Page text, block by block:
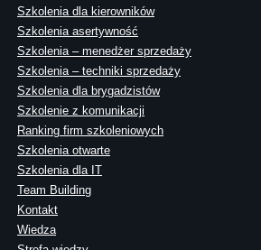
Szkolenia dla kierowników
Szkolenia asertywność
Szkolenia – menedżer sprzedaży
Szkolenia – techniki sprzedaży
Szkolenia dla brygadzistów
Szkolenie z komunikacji
Ranking firm szkoleniowych
Szkolenia otwarte
Szkolenia dla IT
Team Building
Kontakt
Wiedza